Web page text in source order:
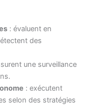
: évaluent en
des
une surveillance
: exécutent
selon des stratégies